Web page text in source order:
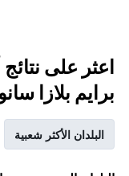
اعثر على
برايم بلازا
البلدان الأكثر شعبية